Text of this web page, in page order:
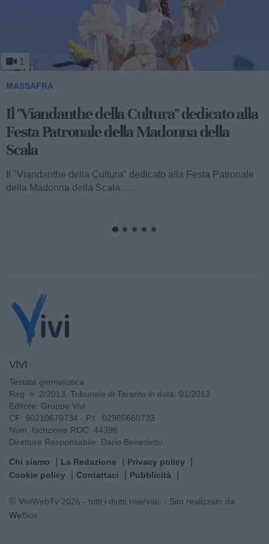
1
MASSAFRA
Il "Viandanthe della Cultura" dedicato alla
Festa Patronale della Madonna della
Scala
Il "Viandanthe della Cultura" dedicato alla Festa Patronale
della Madonna della Scala. . ...
VIVI
Testata giornalistica
Reg. n. 2/2013, Tribunale di Taranto in data: 01/2013
Editore: Gruppo Vivi
CF: 90210670734 - P.I.: 02985660733
Num. Iscrizione ROC: 44396
Direttore Responsabile: Dario Benedetto
Chi siamo La Redazione
Privacy policy
Cookie policy
Contattaci Pubblicità
© ViviWebTv 2026 - tutti i diritti riservati. - Sito realizzato da
WeBios